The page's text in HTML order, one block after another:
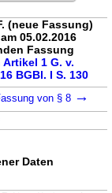
(neue Fassung)
05.02.2016
Fassung
1 G. v.
BGBl. I S. 130
von § 8 →
Daten